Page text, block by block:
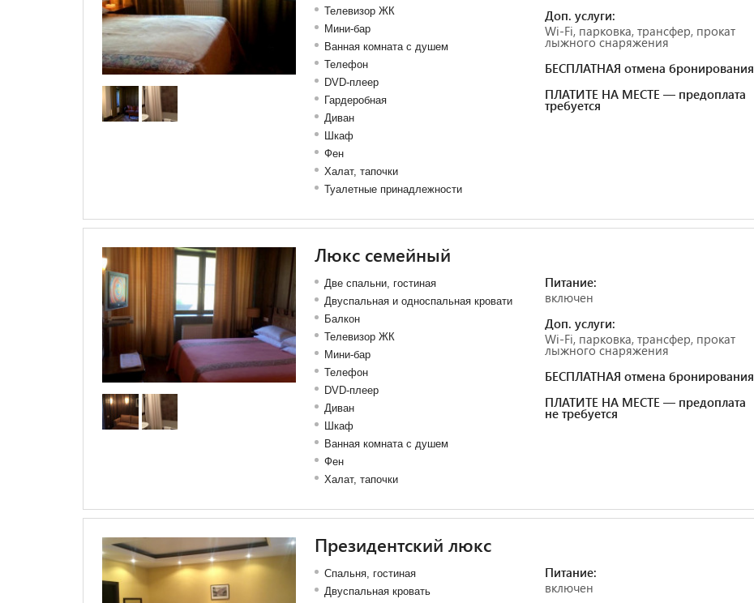
Телевизор ЖК
Мини-бар
Ванная комната с душем
Телефон
DVD-плеер
Гардеробная
Диван
Шкаф
Фен
Халат, тапочки
Туалетные принадлежности
Доп. услуги:
Wi-Fi, парковка, трансфер, прокат
лыжного снаряжения
БЕСПЛАТНАЯ отмена бронирования
ПЛАТИТЕ НА МЕСТЕ — предоплата
требуется
Люкс семейный
Две спальни, гостиная
Двуспальная и односпальная кровати
Балкон
Телевизор ЖК
Мини-бар
Телефон
DVD-плеер
Диван
Шкаф
Ванная комната с душем
Фен
Халат, тапочки
Питание:
включен
Доп. услуги:
Wi-Fi, парковка, трансфер, прокат
лыжного снаряжения
БЕСПЛАТНАЯ отмена бронирования
ПЛАТИТЕ НА МЕСТЕ — предоплата
не требуется
Президентский люкс
Спальня, гостиная
Двуспальная кровать
Питание:
включен